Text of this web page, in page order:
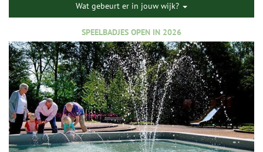
Wat gebeurt er in jouw wijk?
SPEELBADJES OPEN IN 2026